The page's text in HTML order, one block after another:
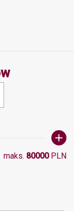
Minimalna
maks. 80000PLN